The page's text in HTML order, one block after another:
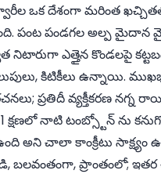
క్వారీల ఒక దేశంగా మరింత
పంట పండగల అల్ప మైదాన
ఎత్తైన కొండలపై
కిటికీలు ఉన్నాయి.
ప్రతిదీ వ్యక్తీకరణ
నాటి టంబ్స్టోన్ ను
అని చాలా కాంక్రీటు
బలవంతంగా, ప్రాంతంలో;